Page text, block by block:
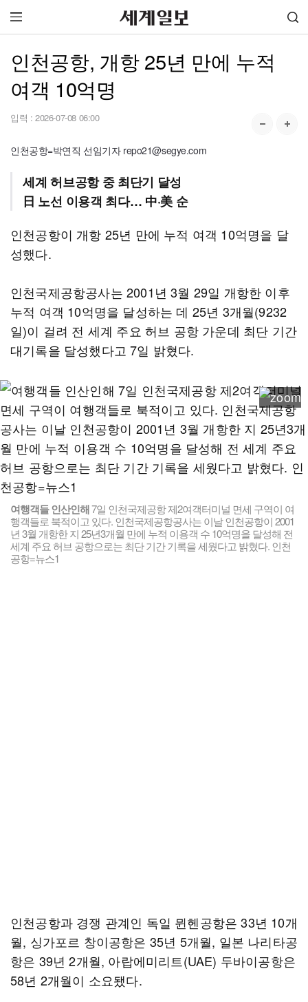
인천공항, 개항 25년 만에 누적
여객 10억명
입력 : 2026-07-08 06:00
인천공항=박연직 선임기자 repo21@segye.com
세계 허브공항 중 최단기 달성
日 노선 이용객 최다… 中·美 순
인천공항이 개항 25년 만에 누적 여객 10억명을 달
성했다.
인천국제공항공사는 2001년 3월 29일 개항한 이후
누적 여객 10억명을 달성하는 데 25년 3개월(9232
일)이 걸려 전 세계 주요 허브 공항 가운데 최단 기간
대기록을 달성했다고 7일 밝혔다.
여행객들 인산인해7일 인천국제공항 제2여객터미널 면세 구역이 여
행객들로 북적이고 있다. 인천국제공항공사는 이날 인천공항이 2001
년 3월 개항한 지 25년3개월 만에 누적 이용객 수 10억명을 달성해 전
세계 주요 허브 공항으로는 최단 기간 기록을 세웠다고 밝혔다. 인천
공항=뉴스1
인천공항과 경쟁 관계인 독일 뮌헨공항은 33년 10개
월, 싱가포르 창이공항은 35년 5개월, 일본 나리타공
항은 39년 2개월, 아랍에미리트(UAE) 두바이공항은
58년 2개월이 소요됐다.